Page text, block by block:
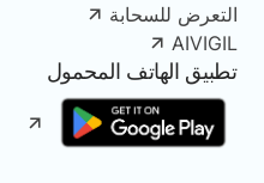
التعرض للسحابة
AIVIGIL
تطبيق الهاتف المحمول